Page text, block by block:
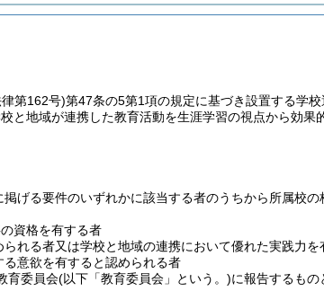
第162号)第47条の5第1項の規定に基づき設置する学
地域が連携した教育活動を生涯学習の視点から効果
掲げる要件のいずれかに該当する者のうちから所属校
資格を有する者
れる者又は学校と地域の連携において優れた実践力
意欲を有すると認められる者
育委員会(以下「教育委員会」という。)に報告するもの